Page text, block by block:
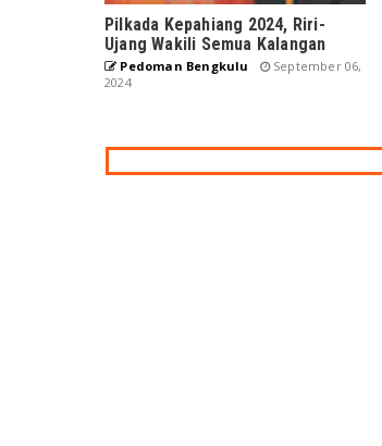
Pilkada Kepahiang 2024, Riri-
Ujang Wakili Semua Kalangan
Pedoman Bengkulu
September 06,
2024